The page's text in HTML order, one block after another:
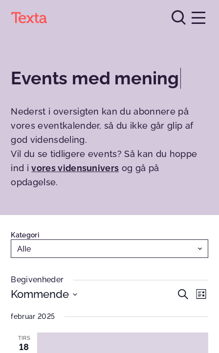
Events med mening
Nederst i oversigten kan du abonnere på
vores eventkalender, så du ikke går glip af
god vidensdeling.
Vil du se tidligere events? Så kan du hoppe
ind ivores vidensunivers og gå på
opdagelse.
Kategori
Begivenheder
og
visninger
Søg
Liste
Kommende
dato.
februar 2025
TIRS
18